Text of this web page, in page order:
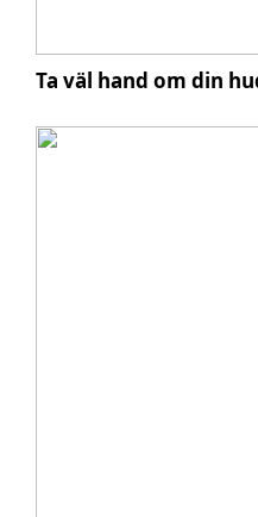
Ta väl hand om din